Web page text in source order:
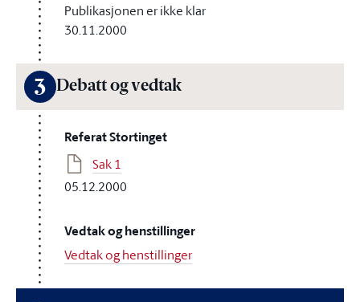
Publikasjonen er ikke klar
30.11.2000
3 Debatt og vedtak
Referat Stortinget
Sak 1
05.12.2000
Vedtak og henstillinger
Vedtak og henstillinger